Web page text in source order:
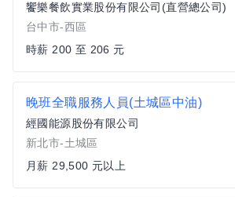
饗樂餐飲實業股份有限公司(直營總公司)
台中市-西區
時薪 200 至 206 元
晚班全職服務人員(土城區中油)
經國能源股份有限公司
新北市-土城區
月薪 29,500 元以上